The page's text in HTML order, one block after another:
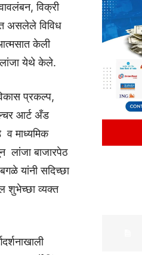
विक्री
असलेले विविध
केली
लांजा येथे केले.
प्रकल्प,
आर्ट अँड
माध्यमिक
लांजा बाजारपेठ
यांनी सदिच्छा
शुभेच्छा व्यक्त